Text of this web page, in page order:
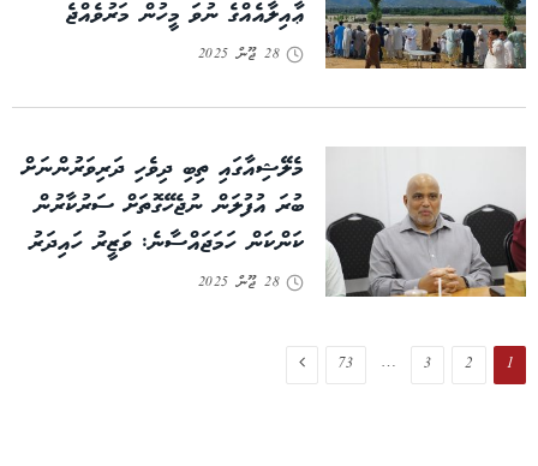
ޢާއިލާއެއްގެ ނުވަ މީހުން މަރުވެއްޖެ
28 ޖޫން 2025
މެލޭޝިއާގައި ތިބި ދިވެހި ދަރިވަރުންނަށް
ބުރަ އުފުލަން ނުޖެހޭގޮތަށް ސަރުކާރުން
ކަންކަން ހަމަޖައްސާނެ: ވަޒީރު ހައިދަރު
28 ޖޫން 2025
1
2
3
…
73
Next